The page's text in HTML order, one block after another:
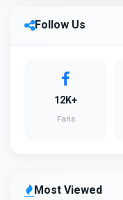
Follow Us
12K+
Fans
Most Viewed